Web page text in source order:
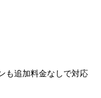
も追加料金なしで対応